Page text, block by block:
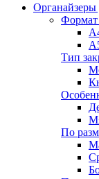
Органайзеры
Формат
Тип
По